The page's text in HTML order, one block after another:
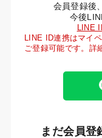
会員登録後
今後
LINE
LINE ID連携はマイ
ご登録可能です。詳
まだ会員登